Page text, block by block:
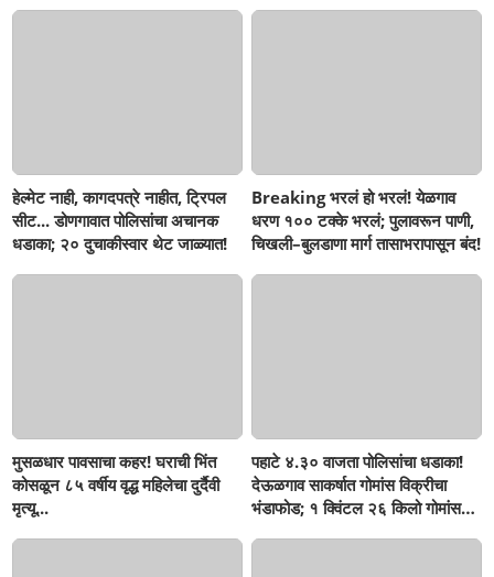
हेल्मेट नाही, कागदपत्रे नाहीत, ट्रिपल
सीट... डोणगावात पोलिसांचा अचानक
धडाका; २० दुचाकीस्वार थेट जाळ्यात!
Breaking भरलं हो भरलं! येळगाव
धरण १०० टक्के भरलं; पुलावरून पाणी,
चिखली–बुलडाणा मार्ग तासाभरापासून बंद!
मुसळधार पावसाचा कहर! घराची भिंत
कोसळून ८५ वर्षीय वृद्ध महिलेचा दुर्दैवी
मृत्यू...
पहाटे ४.३० वाजता पोलिसांचा धडाका!
देऊळगाव साकर्षात गोमांस विक्रीचा
भंडाफोड; १ क्विंटल २६ किलो गोमांस